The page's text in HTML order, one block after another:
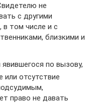
не
с другими
в том числе и с
близкими и
по вызову,
или отсутствие
право не давать